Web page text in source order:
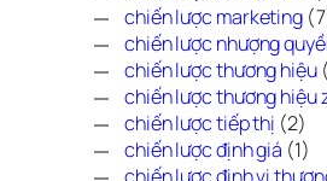
chiến lược marketing
chiến lược nhượng
chiến lược thương hiệu
chiến lược thương hiệu
chiến lược tiếp thị (2)
chiến lược định giá (1)